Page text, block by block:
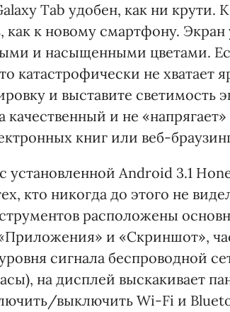
Tab удобен, как ни крути.
как к новому смартфону. Экран
и насыщенными цветами.
катастрофически не хватает
и выставите светимость
качественный и не
книг или веб-
установленной Android 3.1
кто никогда до этого не
расположены
и «Скриншот»,
сигнала беспроводной
на дисплей выскакивает
выключить Wi-Fi и